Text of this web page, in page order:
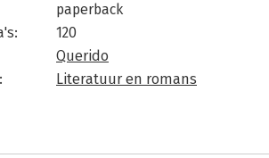
paperback
120
Querido
Literatuur en romans